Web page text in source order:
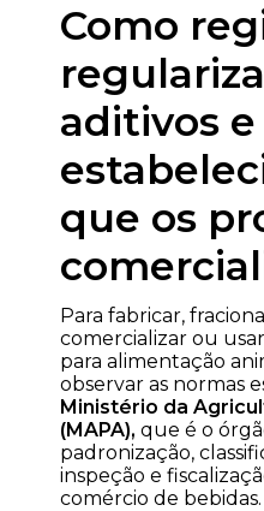
Como
aditivos e
que os
Para fabricar,
comercializar ou usar
para alimentação
observar as normas
Ministério da
(MAPA), que é o
padronização,
inspeção e
comércio de bebidas.